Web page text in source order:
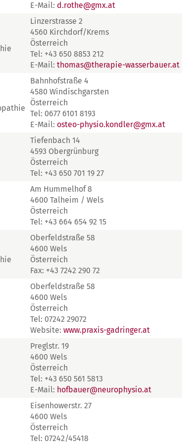
E-Mail: d.rothe@gmx.at
Linzerstrasse 2
4560 Kirchdorf/Krems
Österreich
Tel: +43 650 8853 212
E-Mail: thomas@therapie-wasserbauer.at
Bahnhofstraße 4
4580 Windischgarsten
Österreich
Tel: 0677 6101 8193
E-Mail: osteo-physio.kondler@gmx.at
Tiefenbach 14
4593 Obergrünburg
Österreich
Tel: +43 650 701 19 27
Am Hummelhof 8
4600 Talheim / Wels
Österreich
Tel: +43 664 654 92 15
Oberfeldstraße 58
4600 Wels
Österreich
Fax: +43 7242 290 72
Oberfeldstraße 58
4600 Wels
Österreich
Tel: 07242 29072
Website: www.praxis-gadringer.at
Preglstr. 19
4600 Wels
Österreich
Tel: +43 650 561 5813
E-Mail: hofbauer@neurophysio.at
Eisenhowerstr. 27
4600 Wels
Österreich
Tel: 07242/45418